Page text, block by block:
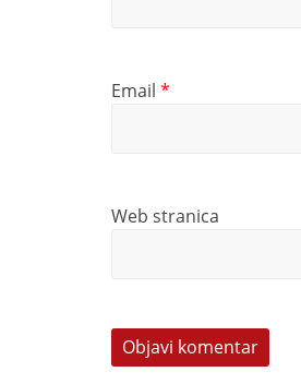
Email *
Web stranica